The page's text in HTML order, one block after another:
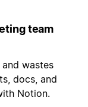
team
wastes
docs, and
Notion.